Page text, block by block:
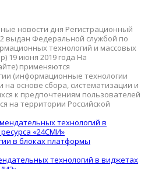
новости дня Регистрационный
выдан Федеральной службой по
технологий и массовых
19 июня 2019 года На
применяются
(информационные технологии
основе сбора, систематизации и
к предпочтениям пользователей
на территории Российской
технологий в
«24СМИ»
в блоках платформы
технологий в виджетах